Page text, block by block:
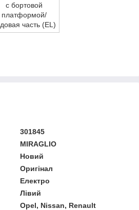
c бортовой
платформой/
часть (EL)
301845
MIRAGLIO
Новий
Оригінал
Електро
Лівий
Opel, Nissan, Renault